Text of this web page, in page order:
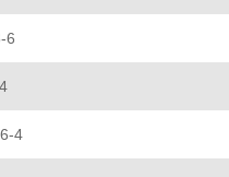
6
4